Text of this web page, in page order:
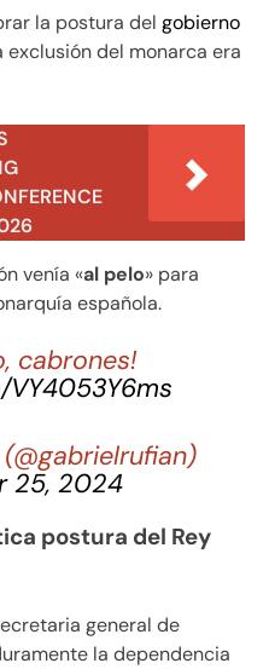
la postura del gobierno
del monarca era
venía «al pelo» para
española.
cabrones!
25, 2024
postura del Rey
general de
la dependencia